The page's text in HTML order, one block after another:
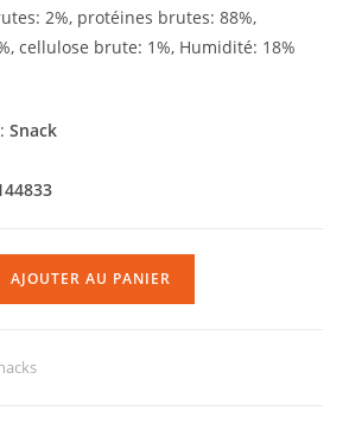
2%, protéines brutes: 88%,
cellulose brute: 1%, Humidité: 18%
Snack
AJOUTER AU PANIER